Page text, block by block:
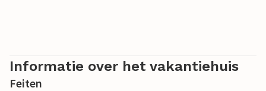
Informatie over het vakantiehuis
Feiten